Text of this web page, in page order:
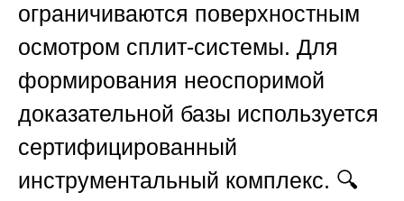
ограничиваются поверхностным
осмотром сплит-системы. Для
формирования неоспоримой
доказательной базы используется
сертифицированный
инструментальный комплекс. 🔍